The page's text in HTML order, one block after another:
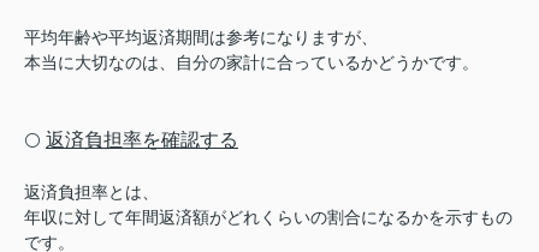
平均年齢や平均返済期間は参考になりますが、
本当に大切なのは、自分の家計に合っているかどうかです。
⚪️ 返済負担率を確認する
返済負担率とは、
年収に対して年間返済額がどれくらいの割合になるかを示すもの
です。